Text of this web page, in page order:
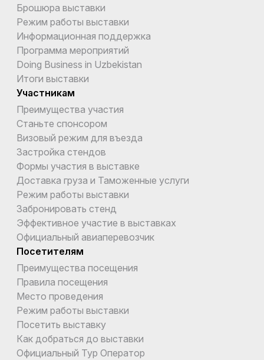
Брошюра выставки
Режим работы выставки
Информационная поддержка
Программа мероприятий
Doing Business in Uzbekistan
Итоги выставки
Участникам
Преимущества участия
Станьте спонсором
Визовый режим для въезда
Застройка стендов
Формы участия в выставке
Доставка груза и Таможенные услуги
Режим работы выставки
Забронировать стенд
Эффективное участие в выставках
Официальный авиаперевозчик
Посетителям
Преимущества посещения
Правила посещения
Место проведения
Режим работы выставки
Посетить выставку
Как добраться до выставки
Официальный Тур Оператор